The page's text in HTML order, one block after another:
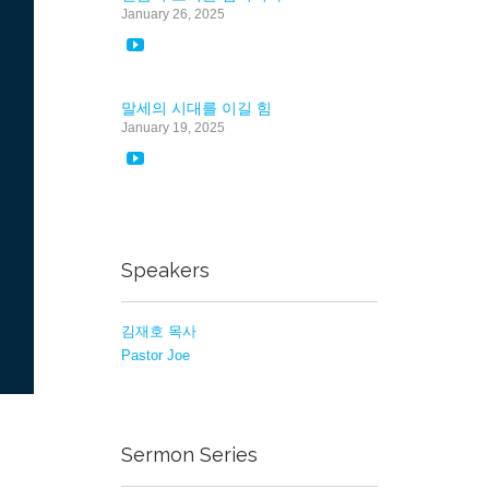
January 26, 2025

말세의 시대를 이길 힘
January 19, 2025

Speakers
김재호 목사
Pastor Joe
Sermon Series